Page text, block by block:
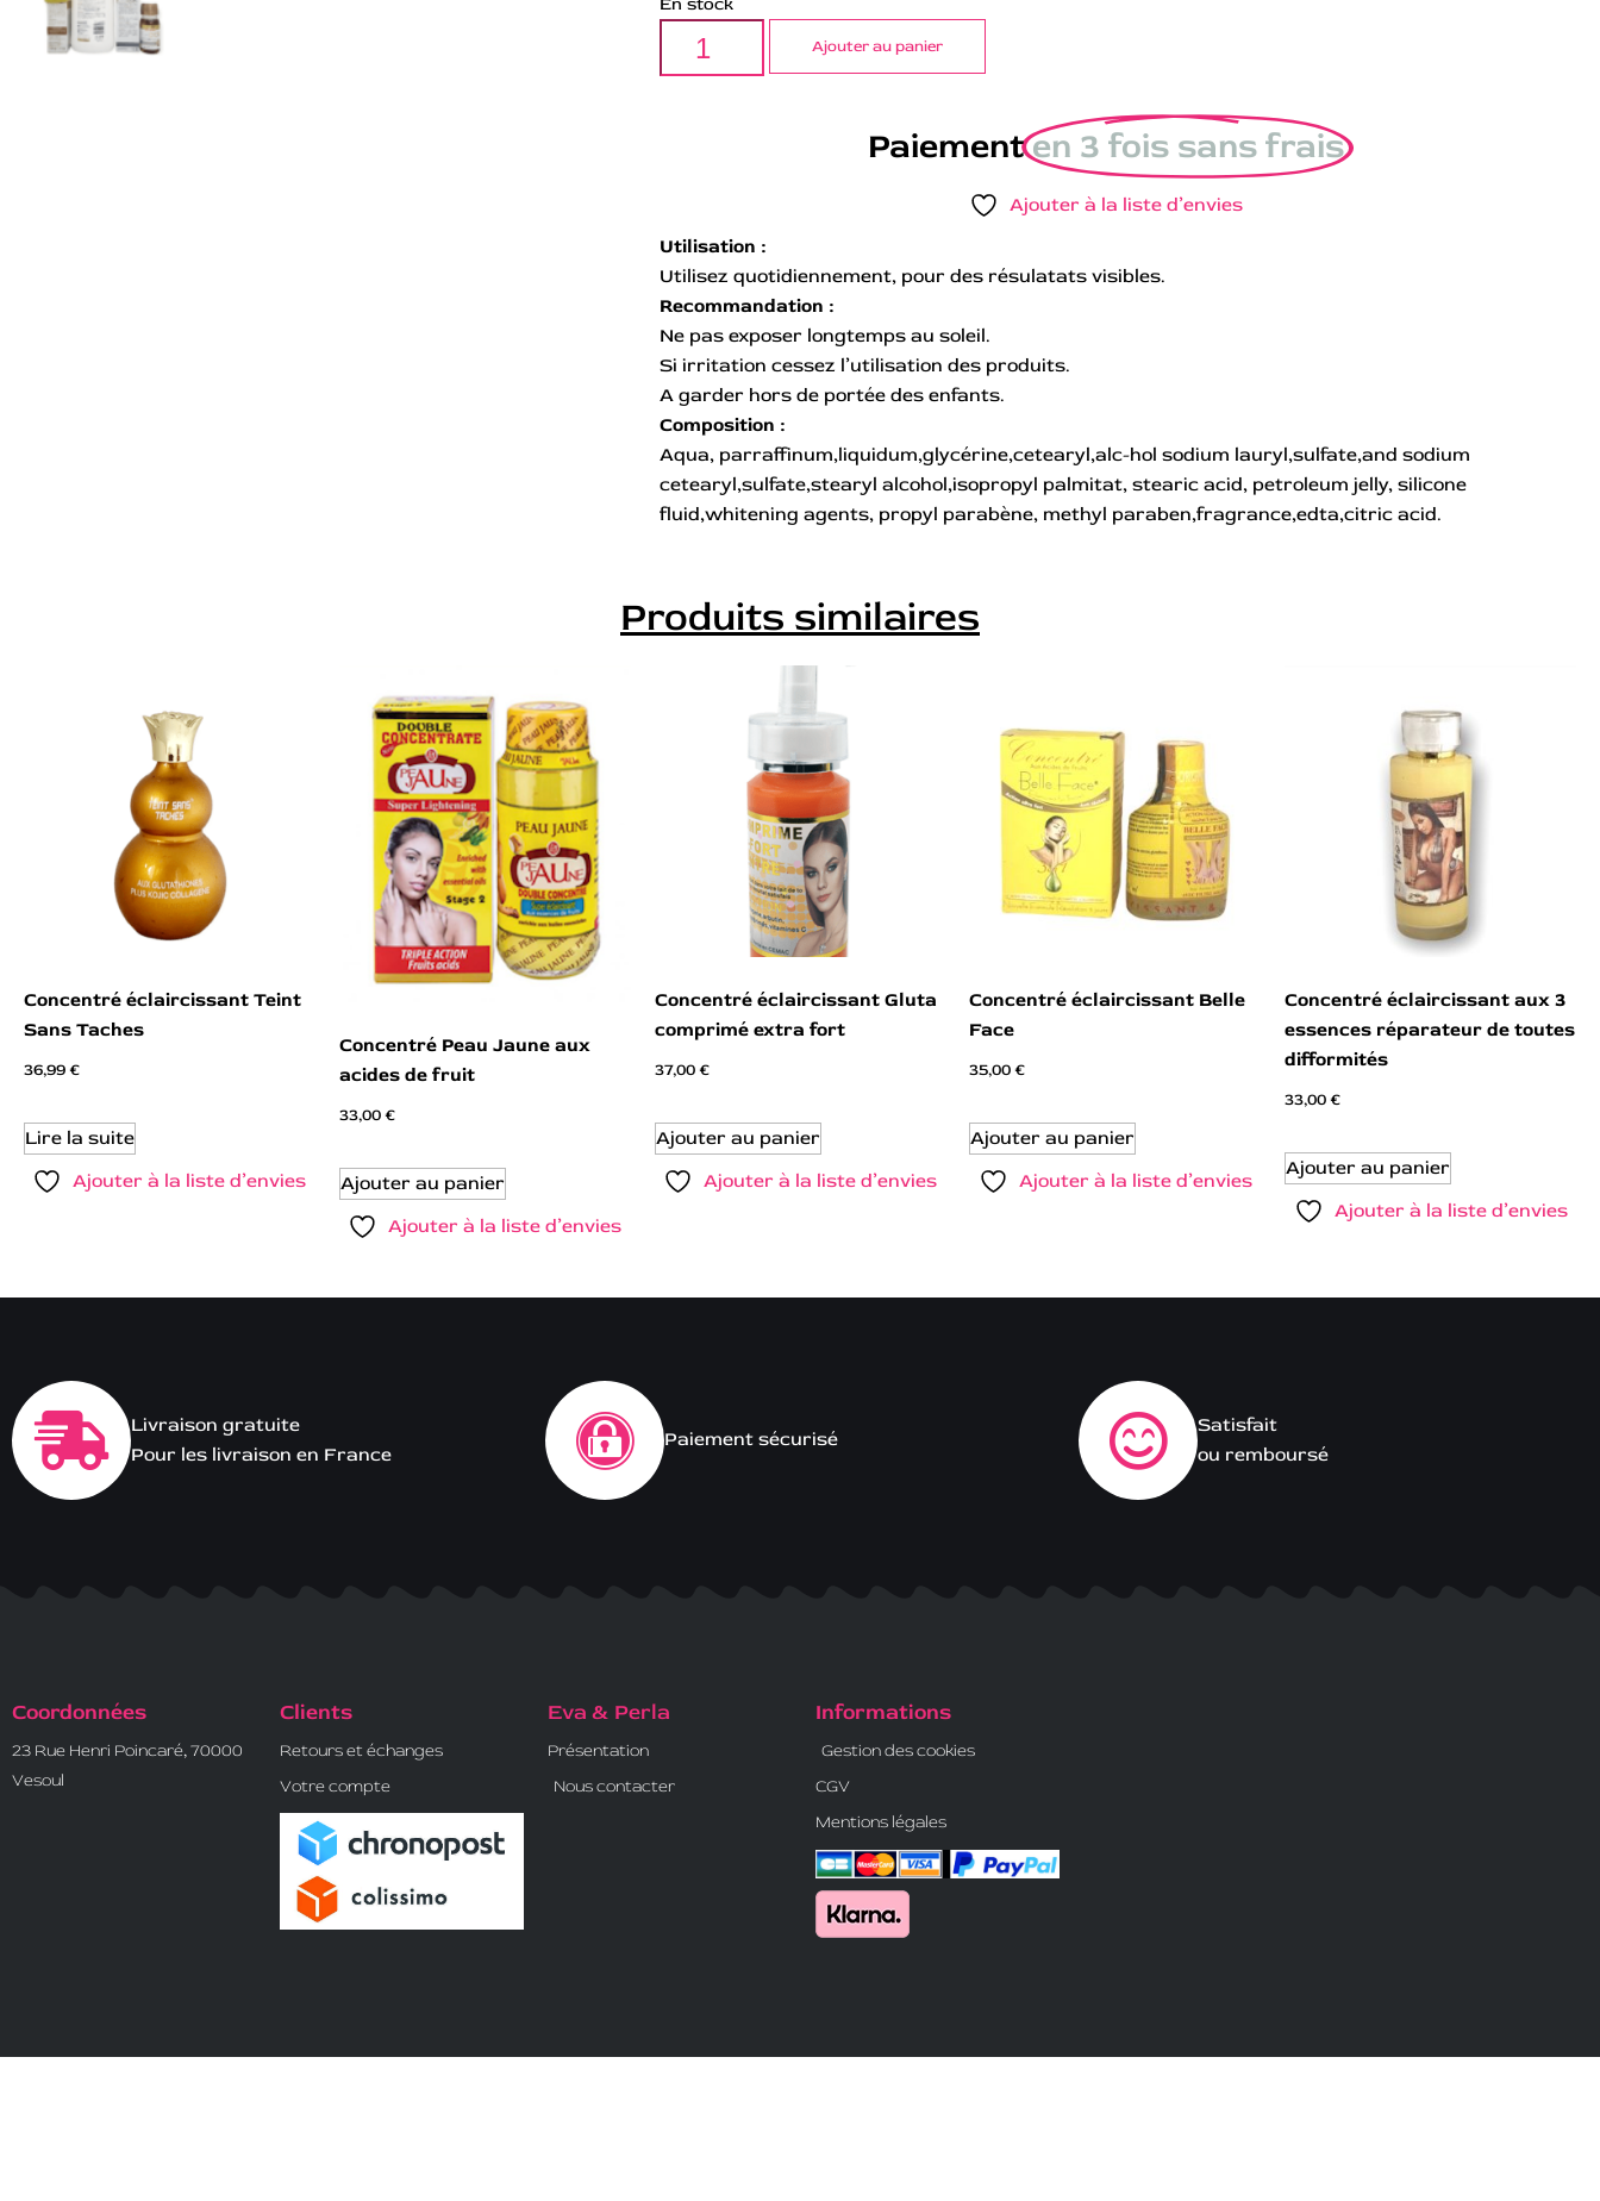
Ajouter au panier
Paiementen 3 fois sans frais
Ajouter à la liste d’envies
Utilisation :
Utilisez quotidiennement, pour des résulatats visibles.
Recommandation :
Ne pas exposer longtemps au soleil.
Si irritation cessez l’utilisation des produits.
A garder hors de portée des enfants.
Composition :
Aqua, parraffinum,liquidum,glycérine,cetearyl,alc-hol sodium lauryl,sulfate,and sodium
cetearyl,sulfate,stearyl alcohol,isopropyl palmitat, stearic acid, petroleum jelly, silicone
fluid,whitening agents, propyl parabène, methyl paraben,fragrance,edta,citric acid.
Produits similaires
Concentré éclaircissant Teint
Sans Taches
36,99€
Lire la suite
Ajouter à la liste d’envies
Concentré Peau Jaune aux
acides de fruit
33,00€
Ajouter au panier
Ajouter à la liste d’envies
Concentré éclaircissant Gluta
comprimé extra fort
37,00€
Ajouter au panier
Ajouter à la liste d’envies
Concentré éclaircissant Belle
Face
35,00€
Ajouter au panier
Ajouter à la liste d’envies
Concentré éclaircissant aux 3
essences réparateur de toutes
difformités
33,00€
Ajouter au panier
Ajouter à la liste d’envies
Livraison gratuite
Pour les livraison en France
Paiement sécurisé
Satisfait
ou remboursé
Coordonnées
23 Rue Henri Poincaré, 70000
Vesoul
Clients
Retours et échanges
Votre compte
Eva & Perla
Présentation
Nous contacter
Informations
Gestion des cookies
CGV
Mentions légales